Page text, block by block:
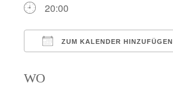
20:00
ZUM KALENDER HINZUFÜGEN
WO